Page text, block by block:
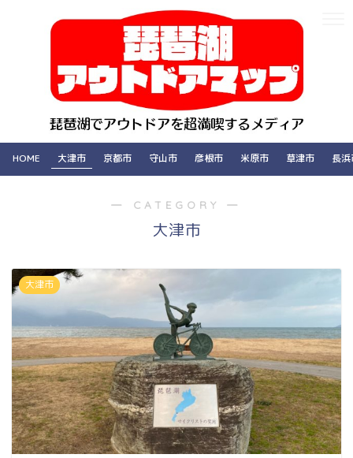
HOME 大津市 京都市 守山市 彦根市 米原市 草津市 長
― CATEGORY ―
大津市
大津市